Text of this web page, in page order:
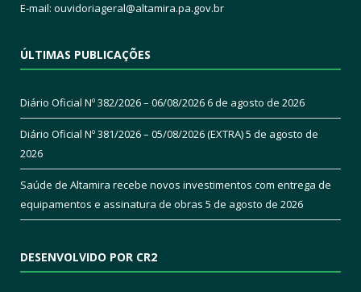
E-mail: ouvidoriageral@altamira.pa.gov.br
ÚLTIMAS PUBLICAÇÕES
Diário Oficial Nº 382/2026 – 06/08/20266 de agosto de 2026
Diário Oficial Nº 381/2026 – 05/08/2026 (EXTRA)5 de agosto de
2026
Saúde de Altamira recebe novos investimentos com entrega de
equipamentos e assinatura de obras 5 de agosto de 2026
DESENVOLVIDO POR CR2